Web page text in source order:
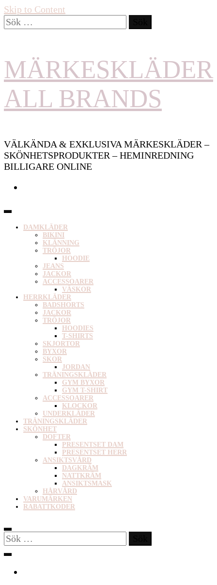
Skip to Content
Sök
efter:
MÄRKESKLÄDER
ALL BRANDS
VÄLKÄNDA & EXKLUSIVA MÄRKESKLÄDER –
SKÖNHETSPRODUKTER – HEMINREDNING
BILLIGARE ONLINE
DAMKLÄDER
BIKINI
KLÄNNING
TRÖJOR
HOODIE
JEANS
JACKOR
ACCESSOARER
VÄSKOR
HERRKLÄDER
BADSHORTS
JACKOR
TRÖJOR
HOODIES
T-SHIRTS
SKJORTOR
BYXOR
SKOR
JORDAN
TRÄNINGSKLÄDER
GYM BYXOR
GYM T-SHIRT
ACCESSOARER
KLOCKOR
UNDERKLÄDER
TRÄNINGSKLÄDER
SKÖNHET
DOFTER
PRESENTSET DAM
PRESENTSET HERR
ANSIKTSVÅRD
DAGKRÄM
NATTKRÄM
ANSIKTSMASK
HÅRVÅRD
VARUMÄRKEN
RABATTKODER
Sök
efter: